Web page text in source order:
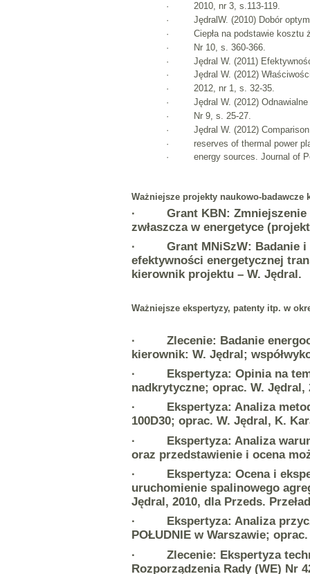
· 2010, nr 3, s.113-119.
· JędralW. (2010) Dobór
· Ciepła na podstawie kosztu
· Nr 10, s. 360-366.
· Jędral W. (2011) Efektywność
· Jędral W. (2012) Właściwości
· 2012, nr 1, s. 32-35.
· Jędral W. (2012) Odnawialne
· Nr 9, s. 25-27.
· Jędral W. (2012) Comparison
· reserves of thermal power
· energy sources. Journal of
Ważniejsze projekty naukowo-
· Grant KBN: Zmniejszenie
zwłaszcza w energetyce
· Grant MNiSzW: Badanie i
efektywności energetycznej
kierownik projektu – W. Jędral.
Ważniejsze ekspertyzy, patenty itp. w
· Zlecenie: Badanie
kierownik: W. Jędral;
· Ekspertyza: Opinia na
nadkrytyczne; oprac. W. Jędral,
· Ekspertyza: Analiza metod,
100D30; oprac. W. Jędral, K.
· Ekspertyza: Analiza
oraz przedstawienie i ocena
· Ekspertyza: Ocena i
uruchomienie spalinowego
Jędral, 2010, dla Przeds.
· Ekspertyza: Analiza
POŁUDNIE w Warszawie;
· Zlecenie: Ekspertyza
Rozporządzenia Rady (WE) Nr